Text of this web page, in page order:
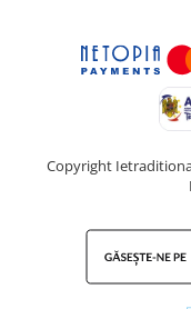
Copyright